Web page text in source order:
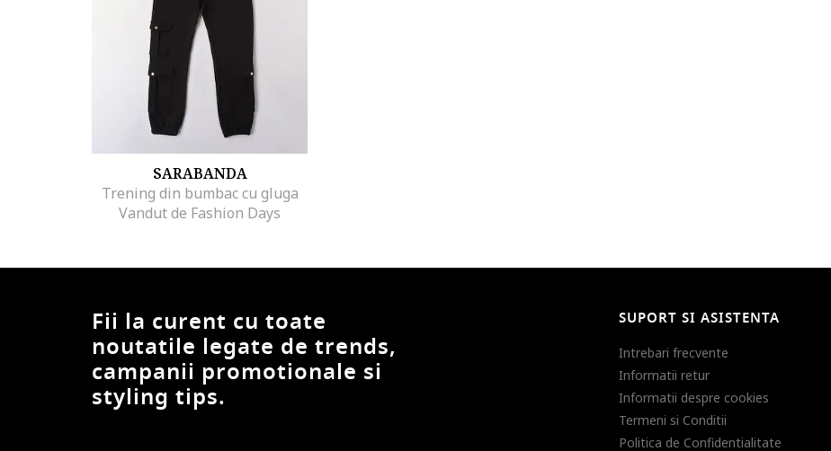
SARABANDA
Trening din bumbac cu gluga
Vandut de Fashion Days
Fii la curent cu toate
noutatile legate de trends,
campanii promotionale si
styling tips.
SUPORT SI ASISTENTA
Intrebari frecvente
Informatii retur
Informatii despre cookies
Termeni si Conditii
Politica de Confidentialitate